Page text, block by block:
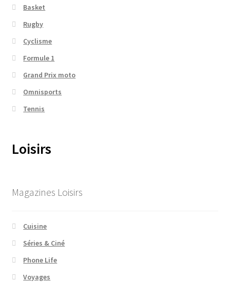
Basket
Rugby
Cyclisme
Formule 1
Grand Prix moto
Omnisports
Tennis
Loisirs
Magazines Loisirs
Cuisine
Séries & Ciné
Phone Life
Voyages